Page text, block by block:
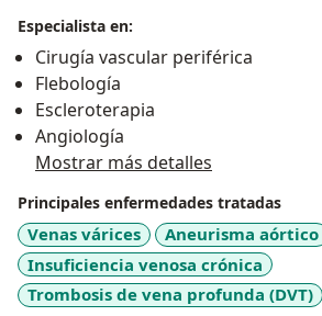
capacidad de liderazgo para
de un marco de principios sociales,
legales y humanos a los individuos,
comunidad y el entorno.
Enfermedades tratadas:
-Insuficiencia venosa crónica
-Varices pélvicas
-Trombosis venosa profunda (TVP)
-Flebitis
Especialista en:
Cirugía vascular periférica
Flebología
Escleroterapia
Angiología
Mostrar más detalles
Principales enfermedades tratadas
Venas várices
Aneurisma aórtico
Insuficiencia venosa crónica
Trombosis de vena profunda (DVT)